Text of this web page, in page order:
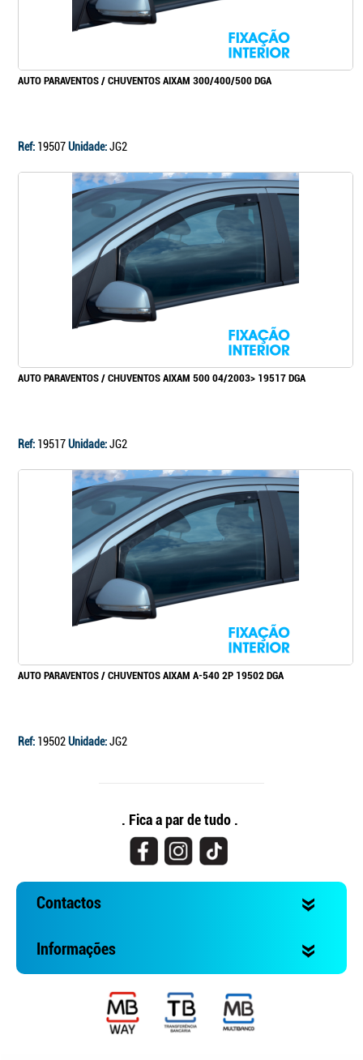
AUTO PARAVENTOS / CHUVENTOS AIXAM 300/400/500 DGA
Ref: 19507Unidade:JG2
AUTO PARAVENTOS / CHUVENTOS AIXAM 500 04/2003> 19517 DGA
Ref: 19517Unidade:JG2
AUTO PARAVENTOS / CHUVENTOS AIXAM A-540 2P 19502 DGA
Ref: 19502Unidade:JG2
. Fica a par de tudo .
Contactos
Informações